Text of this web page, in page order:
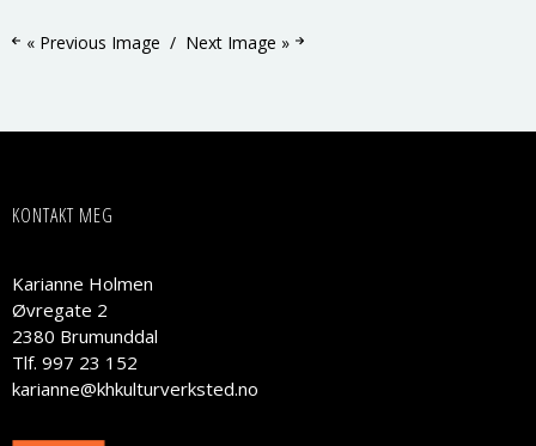
« Previous Image Next Image »
KONTAKT MEG
Karianne Holmen
Øvregate 2
2380 Brumunddal
Tlf. 997 23 152
karianne@khkulturverksted.no